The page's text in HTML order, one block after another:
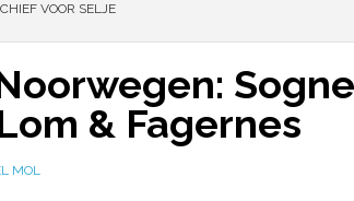
VOOR SELJE
& Fagernes
MOL